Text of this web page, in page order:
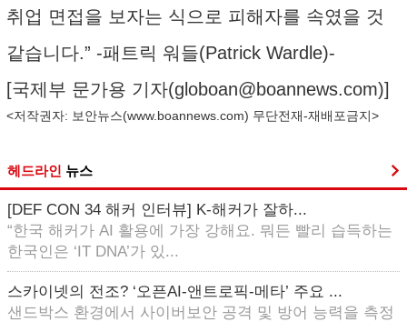
취업 면접을 보자는 식으로 피해자를 속였을 것
같습니다.” -패트릭 워들(Patrick Wardle)-
[국제부 문가용 기자(globoan@boannews.com)]
<저작권자: 보안뉴스(www.boannews.com) 무단전재-재배포금지>
헤드라인 뉴스
[DEF CON 34 해커 인터뷰] K-해커가 잘하...
“한국 해커가 AI 활용에 가장 강해요. 뭐든 빨리 습득하는
한국인은 ‘IT DNA’가 있...
스카이넷의 전조? ‘오픈AI-앤트로픽-메타’ 주요 ...
샌드박스 환경에서 사이버보안 공격 및 방어 능력을 측정